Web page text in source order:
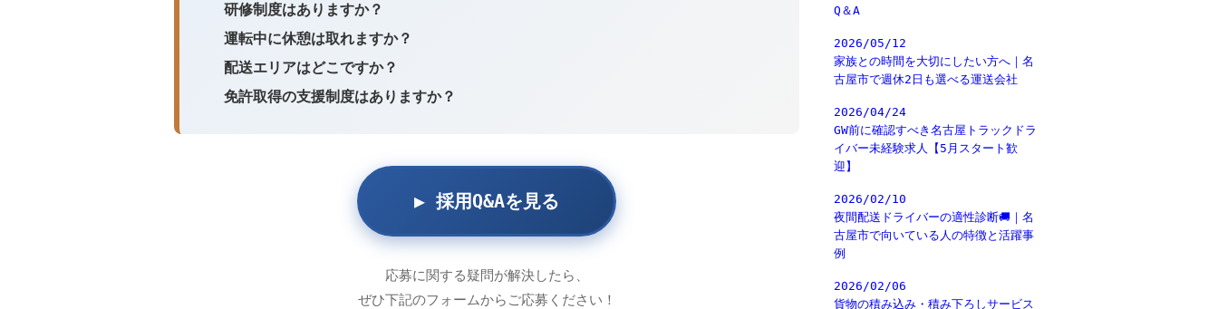
研修制度はありますか？
運転中に休憩は取れますか？
配送エリアはどこですか？
免許取得の支援制度はありますか？
▶ 採用Q&Aを見る
応募に関する疑問が解決したら、
ぜひ下記のフォームからご応募ください！
Q＆A
2026/05/12
家族との時間を大切にしたい方へ｜名
古屋市で週休2日も選べる運送会社
2026/04/24
GW前に確認すべき名古屋トラックドラ
イバー未経験求人【5月スタート歓
迎】
2026/02/10
夜間配送ドライバーの適性診断🚚｜名
古屋市で向いている人の特徴と活躍事
例
2026/02/06
貨物の積み込み・積み下ろしサービス